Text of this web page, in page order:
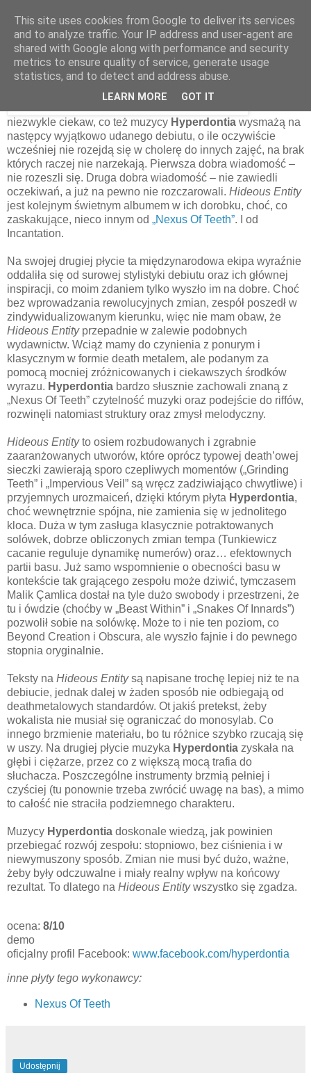
14 stycznia 2023
Hyperdontia – Hideous Entity [2021]
niezwykle ciekaw, co też muzycy Hyperdontia wysmażą na
następcy wyjątkowo udanego debiutu, o ile oczywiście
wcześniej nie rozejdą się w cholerę do innych zajęć, na brak
których raczej nie narzekają. Pierwsza dobra wiadomość –
nie rozeszli się. Druga dobra wiadomość – nie zawiedli
oczekiwań, a już na pewno nie rozczarowali. Hideous Entity
jest kolejnym świetnym albumem w ich dorobku, choć, co
zaskakujące, nieco innym od „Nexus Of Teeth”. I od
Incantation.
Na swojej drugiej płycie ta międzynarodowa ekipa wyraźnie
oddaliła się od surowej stylistyki debiutu oraz ich głównej
inspiracji, co moim zdaniem tylko wyszło im na dobre. Choć
bez wprowadzania rewolucyjnych zmian, zespół poszedł w
zindywidualizowanym kierunku, więc nie mam obaw, że
Hideous Entityprzepadnie w zalewie podobnych
wydawnictw. Wciąż mamy do czynienia z ponurym i
klasycznym w formie death metalem, ale podanym za
pomocą mocniej zróżnicowanych i ciekawszych środków
wyrazu. Hyperdontia bardzo słusznie zachowali znaną z
„Nexus Of Teeth” czytelność muzyki oraz podejście do riffów,
rozwinęli natomiast struktury oraz zmysł melodyczny.
Hideous Entityto osiem rozbudowanych i zgrabnie
zaaranżowanych utworów, które oprócz typowej death’owej
sieczki zawierają sporo czepliwych momentów („Grinding
Teeth” i „Impervious Veil” są wręcz zadziwiająco chwytliwe) i
przyjemnych urozmaiceń, dzięki którym płyta Hyperdontia,
choć wewnętrznie spójna, nie zamienia się w jednolitego
kloca. Duża w tym zasługa klasycznie potraktowanych
solówek, dobrze obliczonych zmian tempa (Tunkiewicz
cacanie reguluje dynamikę numerów) oraz… efektownych
partii basu. Już samo wspomnienie o obecności basu w
kontekście tak grającego zespołu może dziwić, tymczasem
Malik Çamlica dostał na tyle dużo swobody i przestrzeni, że
tu i ówdzie (choćby w „Beast Within” i „Snakes Of Innards”)
pozwolił sobie na solówkę. Może to i nie ten poziom, co
Beyond Creation i Obscura, ale wyszło fajnie i do pewnego
stopnia oryginalnie.
Teksty na Hideous Entitysą napisane trochę lepiej niż te na
debiucie, jednak dalej w żaden sposób nie odbiegają od
deathmetalowych standardów. Ot jakiś pretekst, żeby
wokalista nie musiał się ograniczać do monosylab. Co
innego brzmienie materiału, bo tu różnice szybko rzucają się
w uszy. Na drugiej płycie muzyka Hyperdontia zyskała na
głębi i ciężarze, przez co z większą mocą trafia do
słuchacza. Poszczególne instrumenty brzmią pełniej i
czyściej (tu ponownie trzeba zwrócić uwagę na bas), a mimo
to całość nie straciła podziemnego charakteru.
Muzycy Hyperdontia doskonale wiedzą, jak powinien
przebiegać rozwój zespołu: stopniowo, bez ciśnienia i w
niewymuszony sposób. Zmian nie musi być dużo, ważne,
żeby były odczuwalne i miały realny wpływ na końcowy
rezultat. To dlatego na Hideous Entitywszystko się zgadza.
ocena: 8/10
demo
oficjalny profil Facebook: www.facebook.com/hyperdontia
inne płyty tego wykonawcy:
Nexus Of Teeth
Udostępnij
This site uses cookies from Google to deliver its services
and to analyze traffic. Your IP address and user-agent are
shared with Google along with performance and security
metrics to ensure quality of service, generate usage
statistics, and to detect and address abuse.
LEARN MORE GOT IT